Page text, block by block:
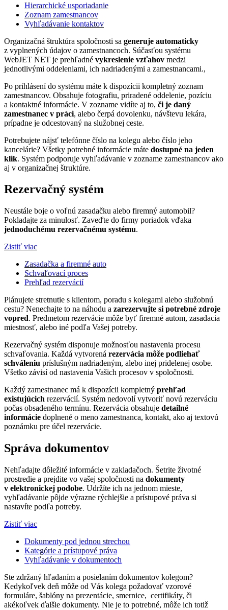
Hierarchické usporiadanie
Zoznam zamestnancov
Vyhľadávanie kontaktov
Organizačná štruktúra spoločnosti sa generuje automaticky
z vyplnených údajov o zamestnancoch. Súčasťou systému
WebJET NET je prehľadné vykreslenie vzťahov medzi
jednotlivými oddeleniami, ich nadriadenými a zamestnancami.,
Po prihlásení do systému máte k dispozícii kompletný zoznam
zamestnancov. Obsahuje fotografiu, priradené oddelenie, pozíciu
a kontaktné informácie. V zozname vidíte aj to, či je daný
zamestnanec v práci, alebo čerpá dovolenku, návštevu lekára,
prípadne je odcestovaný na služobnej ceste.
Potrebujete nájsť telefónne číslo na kolegu alebo číslo jeho
kancelárie? Všetky potrebné informácie máte dostupné na jeden
klik. Systém podporuje vyhľadávanie v zozname zamestnancov ako
aj v organizačnej štruktúre.
Rezervačný systém
Neustále boje o voľnú zasadačku alebo firemný automobil?
Pokladajte za minulosť. Zaveďte do firmy poriadok vďaka
jednoduchému rezervačnému systému.
Zistiť viac
Zasadačka a firemné auto
Schvaľovací proces
Prehľad rezervácií
Plánujete stretnutie s klientom, poradu s kolegami alebo služobnú
cestu? Nenechajte to na náhodu a zarezervujte si potrebné zdroje
vopred. Predmetom rezervácie môže byť firemné autom, zasadacia
miestnosť, alebo iné podľa Vašej potreby.
Rezervačný systém disponuje možnosťou nastavenia procesu
schvaľovania. Každá vytvorená rezervácia môže podliehať
schváleniu príslušným nadriadeným, alebo inej pridelenej osobe.
Všetko závisí od nastavenia Vašich procesov v spoločnosti.
Každý zamestnanec má k dispozícii kompletný prehľad
existujúcich rezervácií. Systém nedovolí vytvoriť novú rezerváciu
počas obsadeného termínu. Rezervácia obsahuje detailné
informácie doplnené o meno zamestnanca, kontakt, ako aj textovú
poznámku pre účel rezervácie.
Správa dokumentov
Nehľadajte dôležité informácie v zakladačoch. Šetrite životné
prostredie a prejdite vo vašej spoločnosti na dokumenty
v elektronickej podobe. Udržíte ich na jednom mieste,
vyhľadávanie pôjde výrazne rýchlejšie a prístupové práva si
nastavíte podľa potreby.
Zistiť viac
Dokumenty pod jednou strechou
Kategórie a prístupové práva
Vyhľadávanie v dokumentoch
Ste zdržaný hľadaním a posielaním dokumentov kolegom?
Kedykoľvek deň môže od Vás kolega požadovať vzorové
formuláre, šablóny na prezentácie, smernice, certifikáty, či
akékoľvek ďalšie dokumenty. Nie je to potrebné, môže ich totiž